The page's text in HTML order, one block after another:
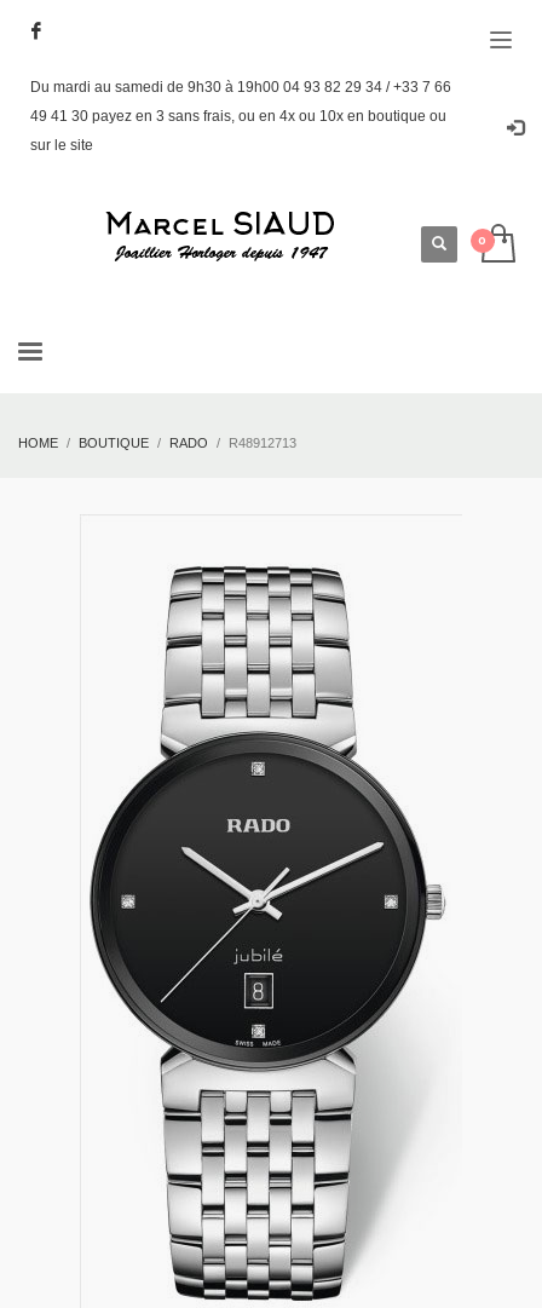
Du mardi au samedi de 9h30 à 19h00 04 93 82 29 34 / +33 7 66
49 41 30 payez en 3 sans frais, ou en 4x ou 10x en boutique ou
sur le site
HOME BOUTIQUE RADO R48912713